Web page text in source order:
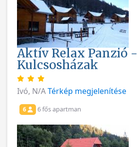
Aktív Relax Panzió -
Kulcsosházak
Ivó, N/ATérkép megjelenítése
6 6 fős apartman